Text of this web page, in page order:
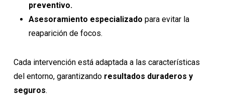
preventivo.
Asesoramiento especializado para evitar la
reaparición de focos.
Cada intervención está adaptada a las características
del entorno, garantizando resultados duraderos y
seguros.